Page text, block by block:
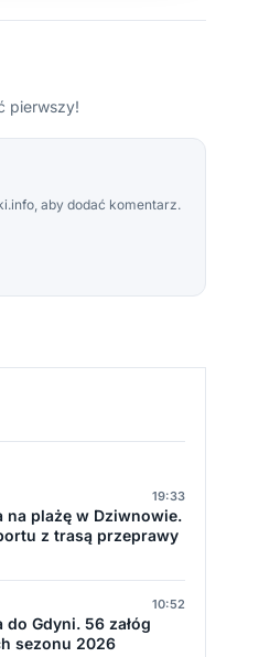
pierwszy!
aby dodać komentarz.
19:33
na plażę w Dziwnowie.
z trasą przeprawy
10:52
Gdyni. 56 załóg
sezonu 2026